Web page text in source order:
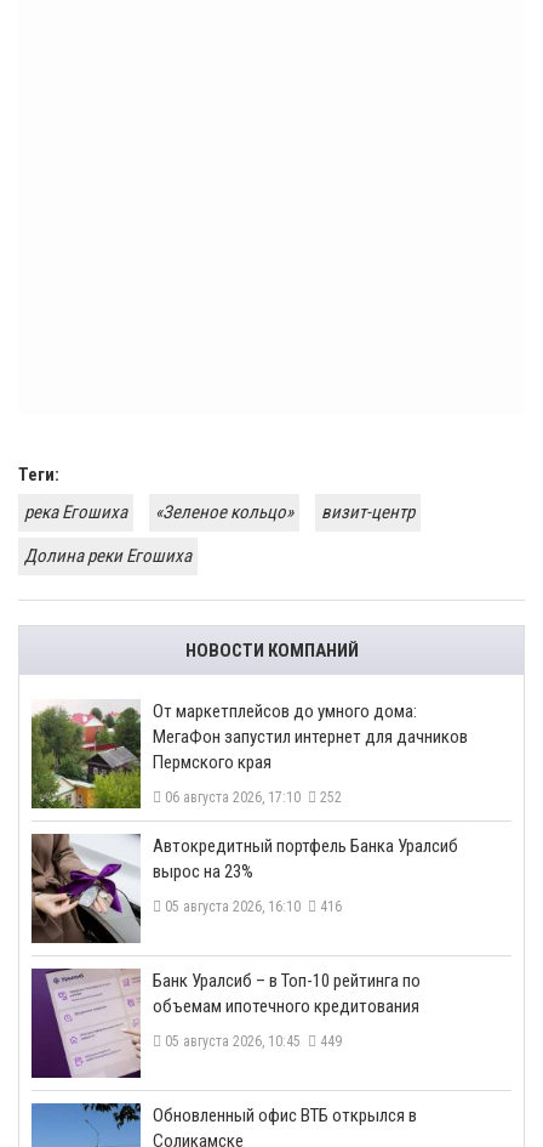
Теги:
река Егошиха
«Зеленое кольцо»
визит-центр
Долина реки Егошиха
НОВОСТИ КОМПАНИЙ
От маркетплейсов до умного дома:
МегаФон запустил интернет для дачников
Пермского края
06 августа 2026, 17:10 252
​Автокредитный портфель Банка Уралсиб
вырос на 23%
05 августа 2026, 16:10 416
​Банк Уралсиб – в Топ-10 рейтинга по
объемам ипотечного кредитования
05 августа 2026, 10:45 449
​Обновленный офис ВТБ открылся в
Соликамске